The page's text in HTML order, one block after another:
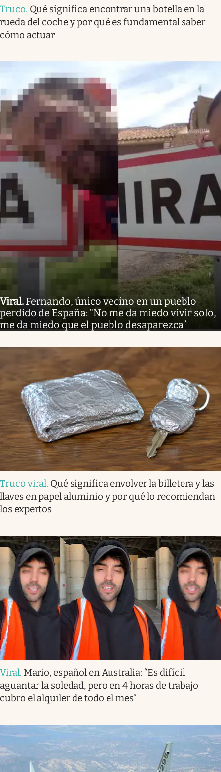
Truco. Qué significa encontrar una botella en la
rueda del coche y por qué es fundamental saber
cómo actuar
Viral. Fernando, único vecino en un pueblo
perdido de España: “No me da miedo vivir solo,
me da miedo que el pueblo desaparezca”
Truco viral. Qué significa envolver la billetera y las
llaves en papel aluminio y por qué lo recomiendan
los expertos
Viral. Mario, español en Australia: “Es difícil
aguantar la soledad, pero en 4 horas de trabajo
cubro el alquiler de todo el mes”